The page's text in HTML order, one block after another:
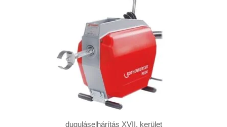
duguláselhárítás XVII. kerület